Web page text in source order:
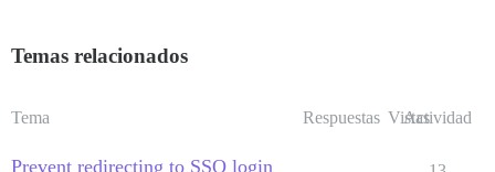
Temas relacionados
Tema Respuestas Vistas
Actividad
Prevent redirecting to SSO login